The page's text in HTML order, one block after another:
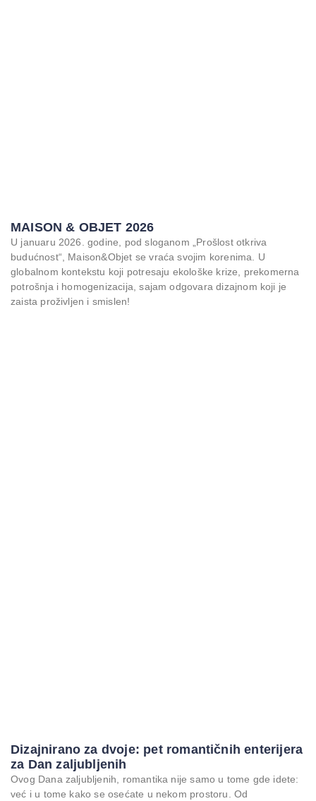
MAISON & OBJET 2026
U januaru 2026. godine, pod sloganom „Prošlost otkriva
budućnost“, Maison&Objet se vraća svojim korenima. U
globalnom kontekstu koji potresaju ekološke krize, prekomerna
potrošnja i homogenizacija, sajam odgovara dizajnom koji je
zaista proživljen i smislen!
Dizajnirano za dvoje: pet romantičnih enterijera
za Dan zaljubljenih
Ovog Dana zaljubljenih, romantika nije samo u tome gde idete:
već i u tome kako se osećate u nekom prostoru. Od